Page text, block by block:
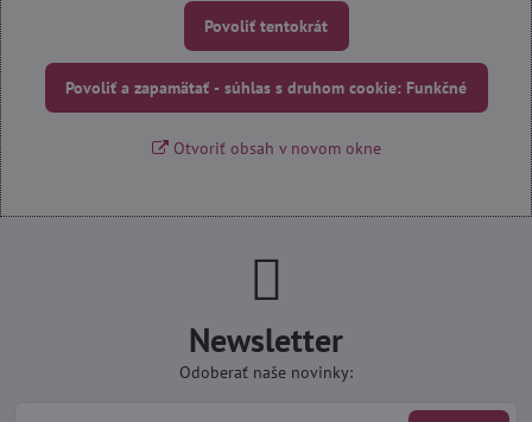
Povoliť tentokrát
Povoliť a zapamätať - súhlas s druhom cookie: Funkčné
Otvoriť obsah v novom okne
Newsletter
Odoberať naše novinky: